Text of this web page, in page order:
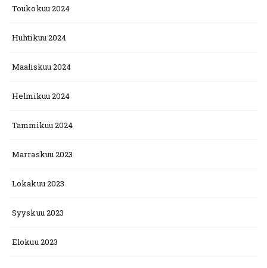
Toukokuu 2024
Huhtikuu 2024
Maaliskuu 2024
Helmikuu 2024
Tammikuu 2024
Marraskuu 2023
Lokakuu 2023
Syyskuu 2023
Elokuu 2023